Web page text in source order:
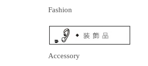
Fashion
Accessory